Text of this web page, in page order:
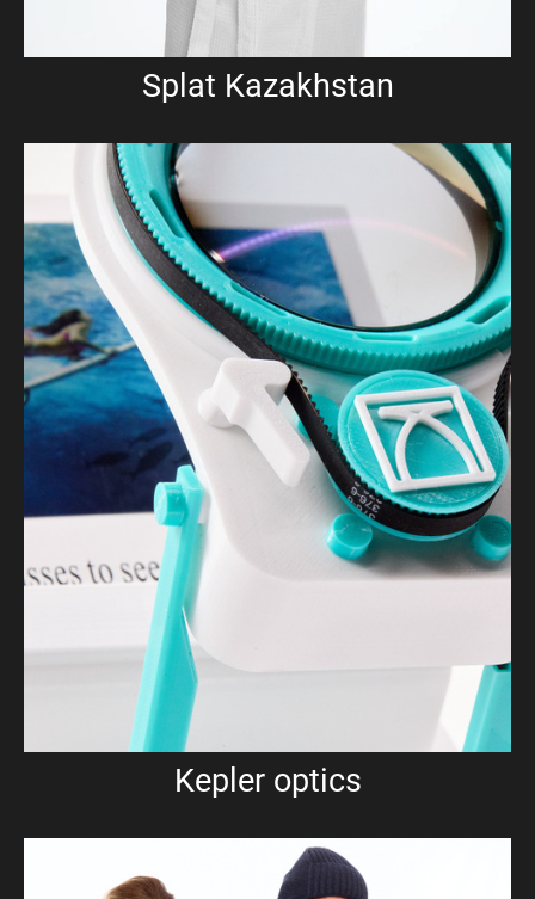
Splat Kazakhstan
Kepler optics